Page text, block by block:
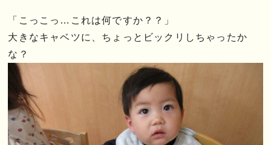
「こっこっ…これは何ですか？？」
大きなキャベツに、ちょっとビックリしちゃったか
な？